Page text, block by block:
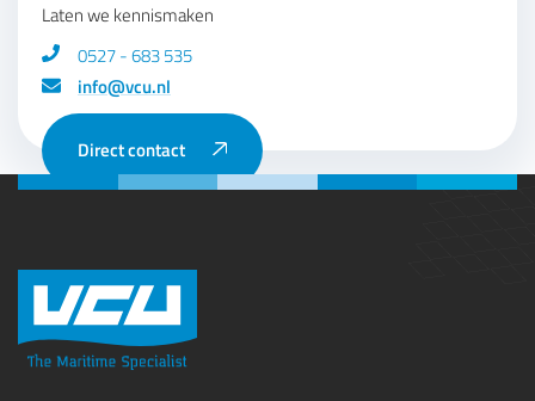
Laten we kennismaken
0527 - 683 535
info@vcu.nl
Direct contact